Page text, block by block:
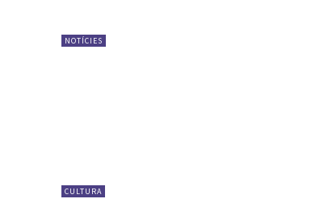
NOTÍCIES
CULTURA